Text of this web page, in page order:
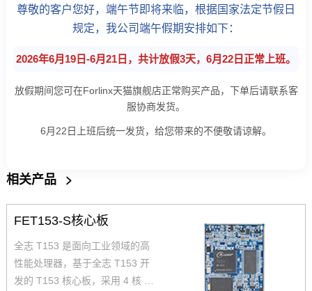
尊敬的客户您好，端午节即将来临，根据国家法定节假日
规定，我公司端午假期安排如下：
2026年6月19日-6月21日，共计放假3天，6月22日正常上班。
放假期间您可在Forlinx天猫旗舰店正常购买产品，下单后请联系客
服协商发货。
6月22日上班后统一发货，给您带来的不便敬请谅解。
相关产品 >
FET153-S核心板
全志 T153 是面向工业领域的高
性能处理器， 基于全志 T153 开
发的 T153 核心板， 采用 4 核 C